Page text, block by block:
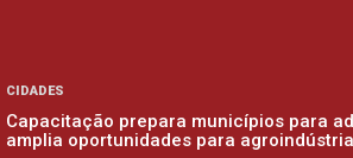
CIDADES
Capacitação prepara municípios para
amplia oportunidades para